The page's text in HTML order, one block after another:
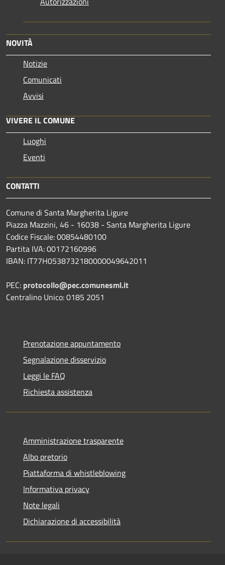
NOVITÀ
Notizie
Comunicati
Avvisi
VIVERE IL COMUNE
Luoghi
Eventi
CONTATTI
Comune di Santa Margherita Ligure
Piazza Mazzini, 46 - 16038 - Santa Margherita Ligure
Codice Fiscale: 00854480100
Partita IVA: 00172160996
IBAN: IT77H0538732180000049642011
PEC: protocollo@pec.comunesml.it
Centralino Unico: 0185 2051
Prenotazione appuntamento
Segnalazione disservizio
Leggi le FAQ
Richiesta assistenza
Amministrazione trasparente
Albo pretorio
Piattaforma di whistleblowing
Informativa privacy
Note legali
Dichiarazione di accessibilità